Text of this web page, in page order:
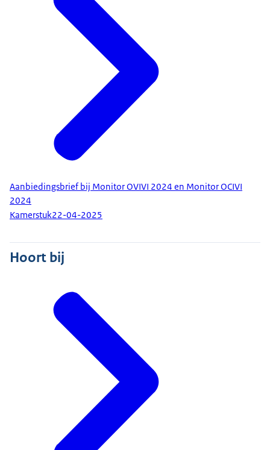
Aanbiedingsbrief bij Monitor OVIVI 2024 en Monitor OCIVI
2024
Kamerstuk22-04-2025
Hoort bij